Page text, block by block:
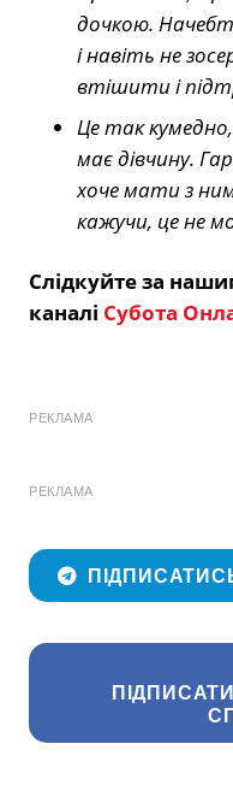
дочкою.
і навіть не
втішити і
Це так
має дівчину.
хоче мати з ним
кажучи, це не
Слідкуйте за
каналі Субота
РЕКЛАМА
РЕКЛАМА